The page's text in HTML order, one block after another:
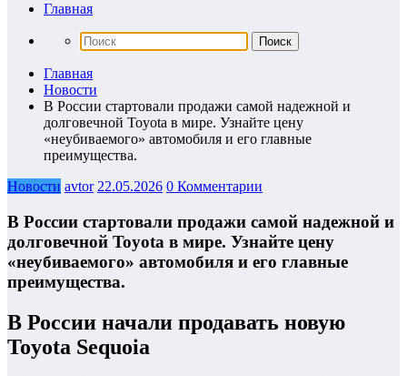
Главная
Главная
Новости
В России стартовали продажи самой надежной и
долговечной Toyota в мире. Узнайте цену
«неубиваемого» автомобиля и его главные
преимущества.
Новости avtor 22.05.2026 0 Комментарии
В России стартовали продажи самой надежной и
долговечной Toyota в мире. Узнайте цену
«неубиваемого» автомобиля и его главные
преимущества.
В России начали продавать новую
Toyota Sequoia